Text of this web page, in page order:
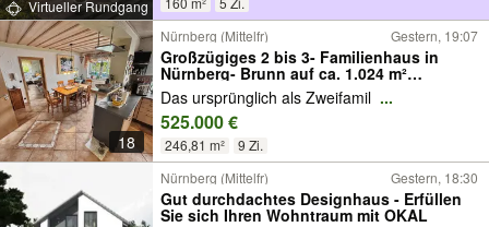
Virtueller Rundgang
18
Nürnberg (Mittelfr) Gestern, 19:07
Großzügiges 2 bis 3- Familienhaus in
Nürnberg- Brunn auf ca. 1.024 m²
Grundstück
Das ursprünglich als Zweifamil ...
525.000 €
246,81 m² 9 Zi.
Nürnberg (Mittelfr) Gestern, 18:30
Gut durchdachtes Designhaus - Erfüllen
Sie sich Ihren Wohntraum mit OKAL